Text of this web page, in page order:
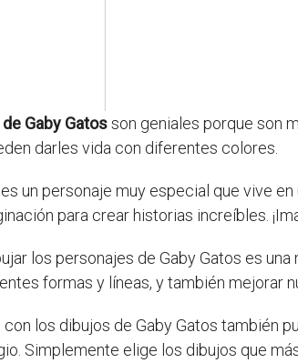
Gaby Gatosson geniales porque son
darles vida con diferentes colores.
un personaje muy especial que vive
para crear historias increíbles.
los personajes de Gaby Gatos es
formas y líneas, y también mejorar
con los dibujos de Gaby Gatos también
Simplemente elige los dibujos que